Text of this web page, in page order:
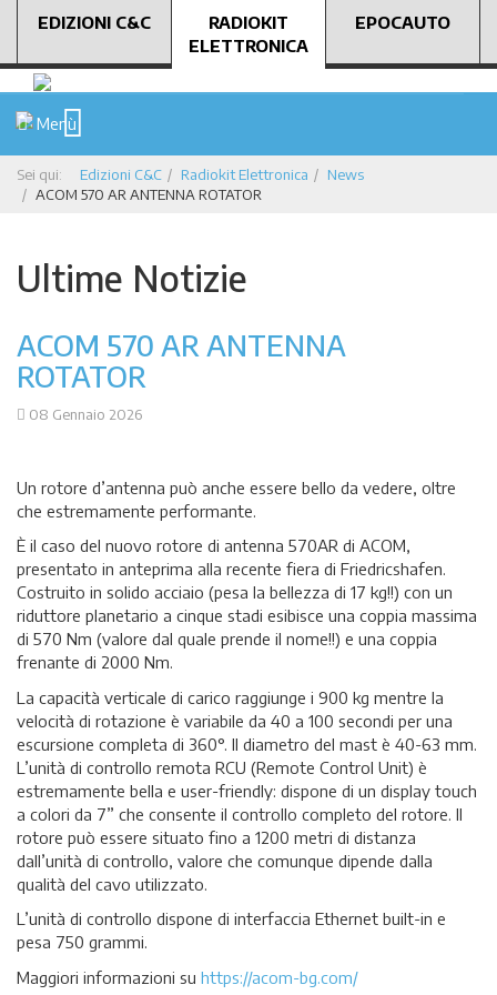
EDIZIONI C&C
RADIOKIT
ELETTRONICA
EPOCAUTO
Menù
Sei qui: Edizioni C&C Radiokit Elettronica
News
ACOM 570 AR ANTENNA ROTATOR
Ultime Notizie
ACOM 570 AR ANTENNA
ROTATOR
08 Gennaio 2026
Un rotore d’antenna può anche essere bello da vedere, oltre
che estremamente performante.
È il caso del nuovo rotore di antenna 570AR di ACOM,
presentato in anteprima alla recente fiera di Friedricshafen.
Costruito in solido acciaio (pesa la bellezza di 17 kg!!) con un
riduttore planetario a cinque stadi esibisce una coppia massima
di 570 Nm (valore dal quale prende il nome!!) e una coppia
frenante di 2000 Nm.
La capacità verticale di carico raggiunge i 900 kg mentre la
velocità di rotazione è variabile da 40 a 100 secondi per una
escursione completa di 360°. Il diametro del mast è 40-63 mm.
L’unità di controllo remota RCU (Remote Control Unit) è
estremamente bella e user-friendly: dispone di un display touch
a colori da 7” che consente il controllo completo del rotore. Il
rotore può essere situato fino a 1200 metri di distanza
dall’unità di controllo, valore che comunque dipende dalla
qualità del cavo utilizzato.
L’unità di controllo dispone di interfaccia Ethernet built-in e
pesa 750 grammi.
Maggiori informazioni su https://acom-bg.com/